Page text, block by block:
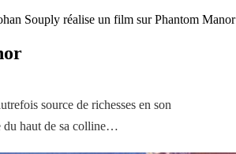
Souply réalise un film sur Phantom Manor
source de richesses en son
du haut de sa colline…